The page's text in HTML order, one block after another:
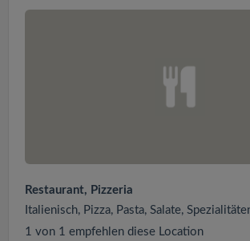
Restaurant, Pizzeria
Italienisch, Pizza, Pasta, Salate,
1 von 1 empfehlen diese Location